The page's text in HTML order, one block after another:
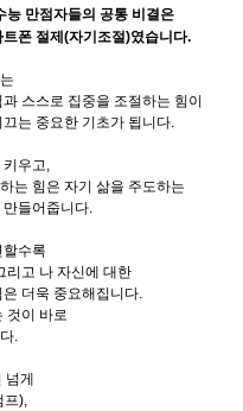
능 만점자들의 공통 비결은
폰 절제(자기조절)였습니다.
스스로 집중을 조절하는 힘이
는 중요한 기초가 됩니다.
키우고,
는 힘은 자기 삶을 주도하는
들어줍니다.
수록
리고 나 자신에 대한
더욱 중요해집니다.
것이 바로
.
게
프),